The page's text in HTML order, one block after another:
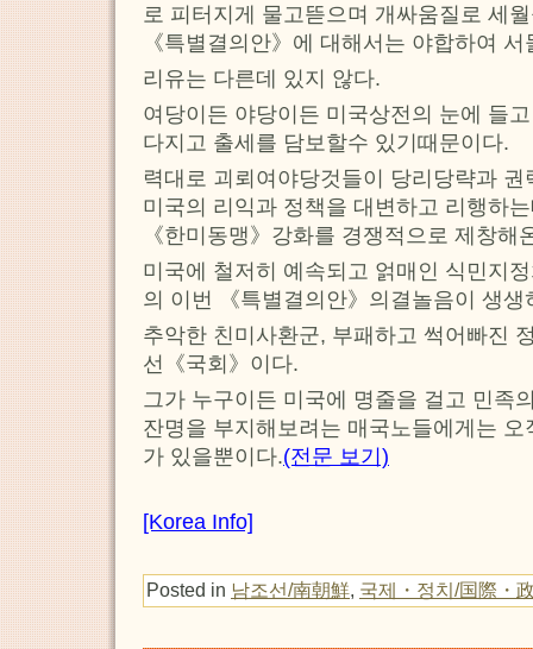
로 피터지게 물고뜯으며 개싸움질로 세
《특별결의안》에 대해서는 야합하여
리유는 다른데 있지 않다.
여당이든 야당이든 미국상전의 눈에 들
다지고 출세를 담보할수 있기때문이다.
력대로 괴뢰여야당것들이 당리당략과
미국의 리익과 정책을 대변하고 리행하
《한미동맹》강화를 경쟁적으로 제창해
미국에 철저히 예속되고 얽매인 식민지
의 이번 《특별결의안》의결놀음이 생생
추악한 친미사환군, 부패하고 썩어빠진
선《국회》이다.
그가 누구이든 미국에 명줄을 걸고 민족
잔명을 부지해보려는 매국노들에게는
가 있을뿐이다.(전문 보기)
[Korea Info]
Posted in 남조선/南朝鮮, 국제・정치/国際・